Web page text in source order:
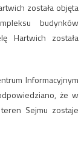
została objęta
budynków
Hartwich została
Informacyjnym
że w
Sejmu zostaje